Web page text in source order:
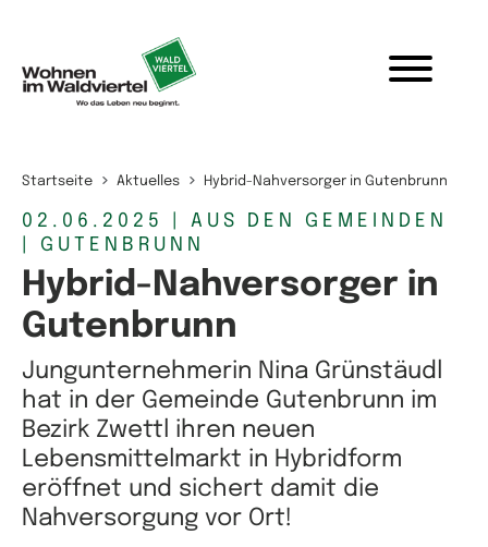
Startseite Aktuelles Hybrid-Nahversorger in Gutenbrunn
02.06.2025
| AUS DEN GEMEINDEN
| GUTENBRUNN
Hybrid-Nahversorger in
Gutenbrunn
Jungunternehmerin Nina Grünstäudl
hat in der Gemeinde Gutenbrunn im
Bezirk Zwettl ihren neuen
Lebensmittelmarkt in Hybridform
eröffnet und sichert damit die
Nahversorgung vor Ort!